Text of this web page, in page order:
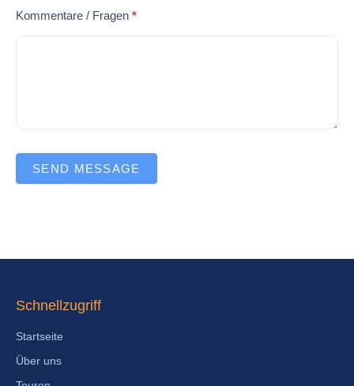
Kommentare / Fragen *
SEND MESSAGE
Schnellzugriff
Startseite
Über uns